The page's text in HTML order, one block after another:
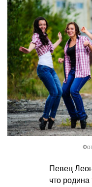
Певец
что родина